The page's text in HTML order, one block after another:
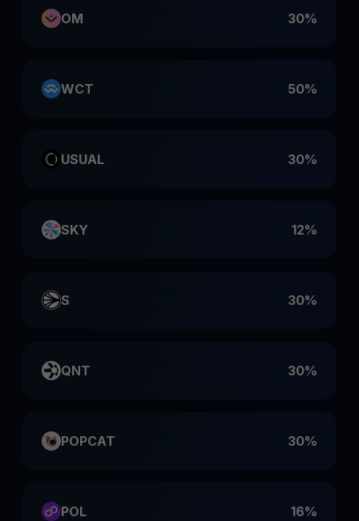
OM 30%
WCT 50%
USUAL 30%
SKY 12%
S 30%
QNT 30%
POPCAT 30%
POL 16%